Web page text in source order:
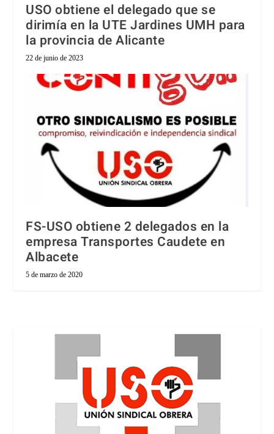
USO obtiene el delegado que se
dirimía en la UTE Jardines UMH para
la provincia de Alicante
22 de junio de 2023
FS-USO obtiene 2 delegados en la
empresa Transportes Caudete en
Albacete
5 de marzo de 2020